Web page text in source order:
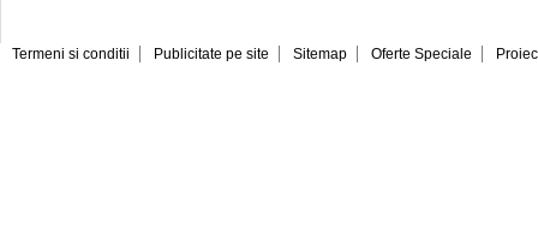
Termeni si conditii Publicitate pe site Sitemap Oferte Speciale